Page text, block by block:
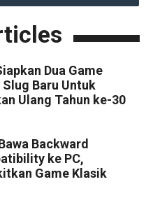
Dua Game
Baru Untuk
Ulang Tahun ke-30
Backward
ke PC,
Game Klasik